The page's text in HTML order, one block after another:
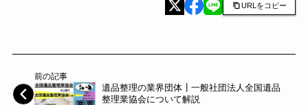
URLをコピー
前の記事
遺品整理の業界団体┃一般社団法人全国遺品
整理業協会について解説